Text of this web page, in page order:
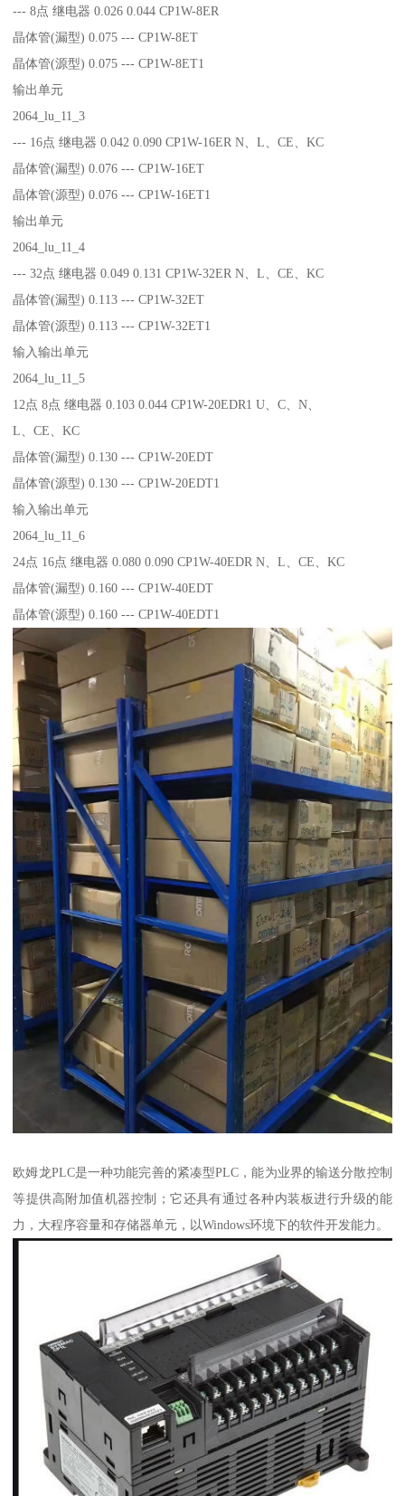
--- 8点 继电器 0.026 0.044 CP1W-8ER
晶体管(漏型) 0.075 --- CP1W-8ET
晶体管(源型) 0.075 --- CP1W-8ET1
输出单元
2064_lu_11_3
--- 16点 继电器 0.042 0.090 CP1W-16ER N、L、CE、KC
晶体管(漏型) 0.076 --- CP1W-16ET
晶体管(源型) 0.076 --- CP1W-16ET1
输出单元
2064_lu_11_4
--- 32点 继电器 0.049 0.131 CP1W-32ER N、L、CE、KC
晶体管(漏型) 0.113 --- CP1W-32ET
晶体管(源型) 0.113 --- CP1W-32ET1
输入输出单元
2064_lu_11_5
12点 8点 继电器 0.103 0.044 CP1W-20EDR1 U、C、N、
L、CE、KC
晶体管(漏型) 0.130 --- CP1W-20EDT
晶体管(源型) 0.130 --- CP1W-20EDT1
输入输出单元
2064_lu_11_6
24点 16点 继电器 0.080 0.090 CP1W-40EDR N、L、CE、KC
晶体管(漏型) 0.160 --- CP1W-40EDT
晶体管(源型) 0.160 --- CP1W-40EDT1
欧姆龙PLC是一种功能完善的紧凑型PLC，能为业界的输送分散控制
等提供高附加值机器控制；它还具有通过各种内装板进行升级的能
力，大程序容量和存储器单元，以Windows环境下的软件开发能力。